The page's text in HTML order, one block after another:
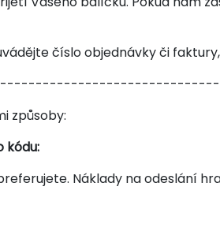
číslo objednávky či
způsoby:
kódu:
Náklady na odeslání